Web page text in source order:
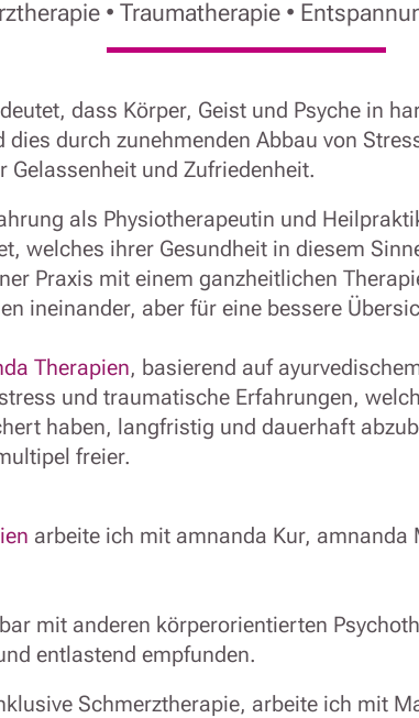
• Traumatherapie •
dass Körper, Geist und Psyche in
durch zunehmenden Abbau von
Gelassenheit und Zufriedenheit.
als Physiotherapeutin und
welches ihrer Gesundheit in diesem
Praxis mit einem ganzheitlichen
ineinander, aber für eine bessere
Therapien, basierend auf
und traumatische Erfahrungen,
haben, langfristig und dauerhaft
freier.
arbeite ich mit amnanda Kur,
mit anderen körperorientierten
entlastend empfunden.
Schmerztherapie, arbeite ich mit